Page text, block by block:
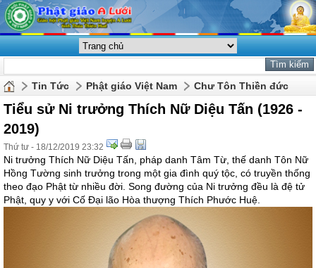
Tin Tức Phật giáo Việt Nam Chư Tôn Thiền đức
Tiểu sử Ni trưởng Thích Nữ Diệu Tấn (1926 -
2019)
Thứ tư - 18/12/2019 23:32
Ni trưởng Thích Nữ Diệu Tấn, pháp danh Tâm Từ, thế danh Tôn Nữ
Hồng Tường sinh trưởng trong một gia đình quý tộc, có truyền thống
theo đạo Phật từ nhiều đời. Song đường của Ni trưởng đều là đệ tử
Phật, quy y với Cố Đại lão Hòa thượng Thích Phước Huệ.